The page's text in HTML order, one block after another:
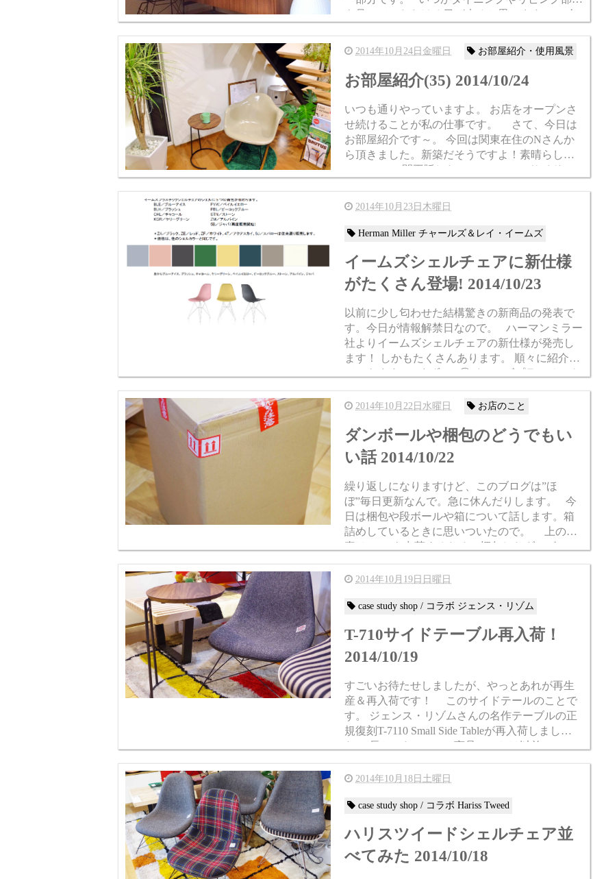
を見せていただける日が来ると思います！ 今
2014年10月24日金曜日 お部屋紹介・使用風景
お部屋紹介(35) 2014/10/24
いつも通りやっていますよ。 お店をオープンさ
せ続けることが私の仕事です。 さて、今日は
お部屋紹介です～。 今回は関東在住のNさんか
ら頂きました。新築だそうですよ！素晴らし
2014年10月23日木曜日
Herman Miller チャールズ＆レイ・イームズ
イームズシェルチェアに新仕様
がたくさん登場! 2014/10/23
以前に少し匂わせた結構驚きの新商品の発表で
す。今日が情報解禁日なので。 ハーマンミラー
社よりイームズシェルチェアの新仕様が発売し
ます！ しかもたくさんあります。 順々に紹介し
ていきます。 まず、 ①イームズプラスチック
シェルチェアに新...
2014年10月22日水曜日 お店のこと
ダンボールや梱包のどうでもい
い話 2014/10/22
繰り返しになりますけど、このブログは”ほ
ぼ”毎日更新なんで。急に休んだりします。 今
日は梱包や段ボールや箱について話します。箱
詰めしているときに思いついたので。 上の写
真はT-710を出荷するために梱包したダンボール
ですが、ただの無地ダンで、...
2014年10月19日日曜日
case study shop / コラボ ジェンス・リゾム
T-710サイドテーブル再入荷！
2014/10/19
すごいお待たせしましたが、やっとあれが再生
産＆再入荷です！ このサイドテールのことで
す。 ジェンス・リゾムさんの名作テーブルの正
規復刻T-7110 Small Side Tableが再入荷しまし
た！ 長かった・・・ 商品のことは以前の...
2014年10月18日土曜日
case study shop / コラボ Hariss Tweed
ハリスツイードシェルチェア並
べてみた 2014/10/18